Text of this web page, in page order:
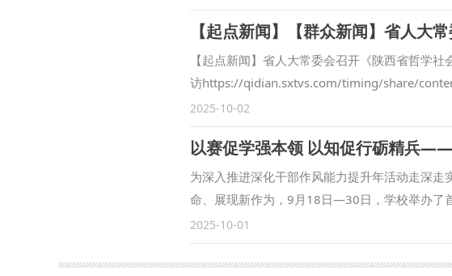
范九利表示，涉外检察工作是国家涉外法治工
展合作领域、合作范围，围绕中国检察学自主
训等方面开展了卓有成效的合作。在最高人民
察司法研究中心”各项工作稳步推进，已在区域
方面取得一定成果。下一步，将高质量推进涉外
与检察实务专家的交流互动，建立常态化研究
共同打造服务国家战略的涉外检察智库。 刘志
大学始终心怀“国之大者”，在涉外法治领域取
合完成中国—东盟检察总长网站建设，编译东盟
外检察人才培养工作搭建平台。 刘志远与我校
【起点新闻】省人大常委会召开《陕西省哲学
访https://qidian.sxtvs.com/timing/share/
过《陕西省哲学社会科学发展促进条例》（以下
法大学副校长、二级教授马朝琦，陕西省哲学
袁祖社接受记者采访，对《条例》进行解读。
金精神、西迁精神等伟大精神阐释研究。加强
化等中华优秀传统文化阐释研究。这条中对于伟
用？ 马朝琦：延安精神、照金精神、西迁精神
的伟大精神，三种精神同时位列2021年国庆节
系（共46种）。 《条例》特别列举这些伟大精
2025-10-02
以赛促学强本领 以知促行砺精兵
为深入推进深化干部作风能力提升年活动走深
命、展现新作为，9月18日—30日，学校举办了
次比赛是学校首次举办干部素质能力大赛，面向
赛。聚焦“能写、会说、善思、肯干”的干部核
示三个模块的比赛。 应知应会通过笔试方式进
2025-10-01